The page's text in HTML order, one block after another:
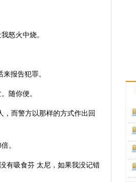
怒火中烧。
报告犯罪。
随你便。
，而警方以那样的方式作出回
。
有吸食芬 太尼，如果我没记错